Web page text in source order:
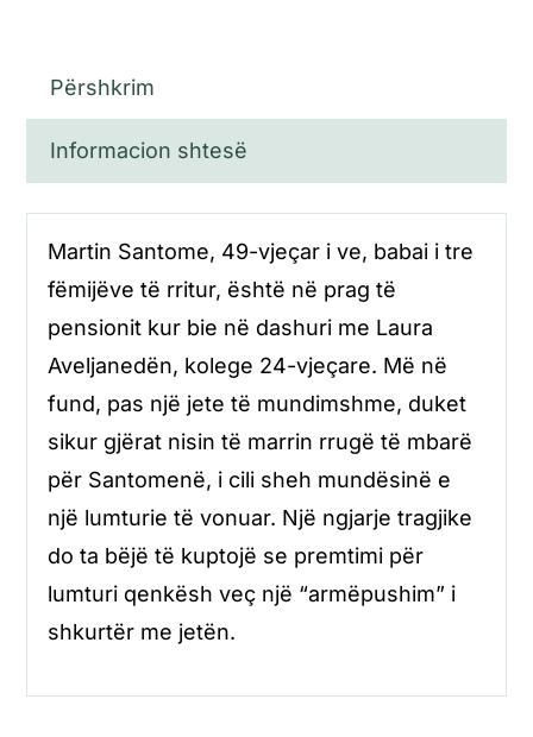
Përshkrim
Informacion shtesë
Martin Santome, 49-vjeçar i ve, babai i tre
fëmijëve të rritur, është në prag të
pensionit kur bie në dashuri me Laura
Aveljanedën, kolege 24-vjeçare. Më në
fund, pas një jete të mundimshme, duket
sikur gjërat nisin të marrin rrugë të mbarë
për Santomenë, i cili sheh mundësinë e
një lumturie të vonuar. Një ngjarje tragjike
do ta bëjë të kuptojë se premtimi për
lumturi qenkësh veç një “armëpushim” i
shkurtër me jetën.